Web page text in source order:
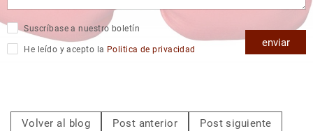
Suscríbase a nuestro boletín
He leído y acepto la Politica de privacidad
enviar
Volver al blog Post anterior Post siguiente